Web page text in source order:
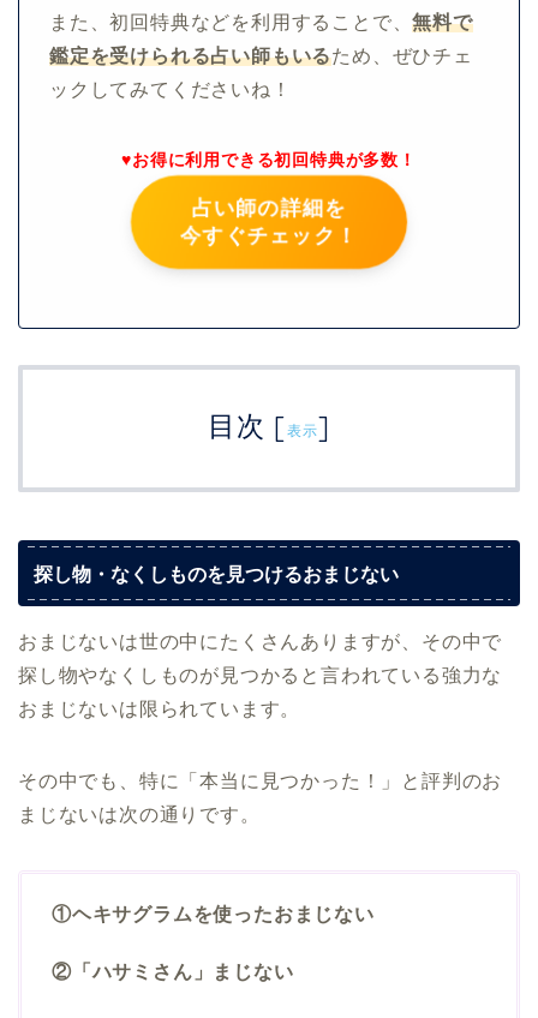
また、初回特典などを利用することで、無料で
鑑定を受けられる占い師もいるため、ぜひチェ
ックしてみてくださいね！
♥お得に利用できる初回特典が多数！
占い師の詳細を
今すぐチェック！
目次 [表示]
探し物・なくしものを見つけるおまじない
おまじないは世の中にたくさんありますが、その中で
探し物やなくしものが見つかると言われている強力な
おまじないは限られています。
その中でも、特に「本当に見つかった！」と評判のお
まじないは次の通りです。
①ヘキサグラムを使ったおまじない
②「ハサミさん」まじない